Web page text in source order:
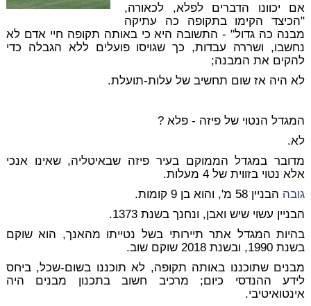
אם יכוונו הדברים לפלא, לכאורה,
"הכיצד הקימו בתקופה כה עתיקה
מבנה כה גדול" - התשובה היא כי באותה תקופה חיי אדם לא
נחשבו, ושררה עבדות, כך שגויסו פועלים ללא הגבלה כדי
להקים את המבנה;
לא היה אז שום תחשיב של עלות-תועלת.
המגדל הנטוי של פיזה - פלא ?
לא.
מדובר במגדל הממוקם בעיר פיזה שבאיטליה, שאינו אנכי
אלא נטוי בזווית של 4 מעלות.
גובה הבניין 58 מ', והוא בן 9 קומות.
הבניין עשוי שיש ואבן, ונחנך בשנת 1373.
בהיות המגדל אתר תיירותי בשל נטייתו מהאנך, הוא שוקם
בשנת 1990, ובשנת 2018 שוקם שוב.
מבנים שתוכננו באותה תקופה, לא תוכננו בשום-שכל, ביחס
לידע ההנדסי כיום; מרכיב חשוב בתכנון מבנים היה
אינטואיטיבי.